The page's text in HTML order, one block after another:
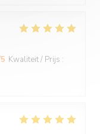
Kwaliteit / Prijs :